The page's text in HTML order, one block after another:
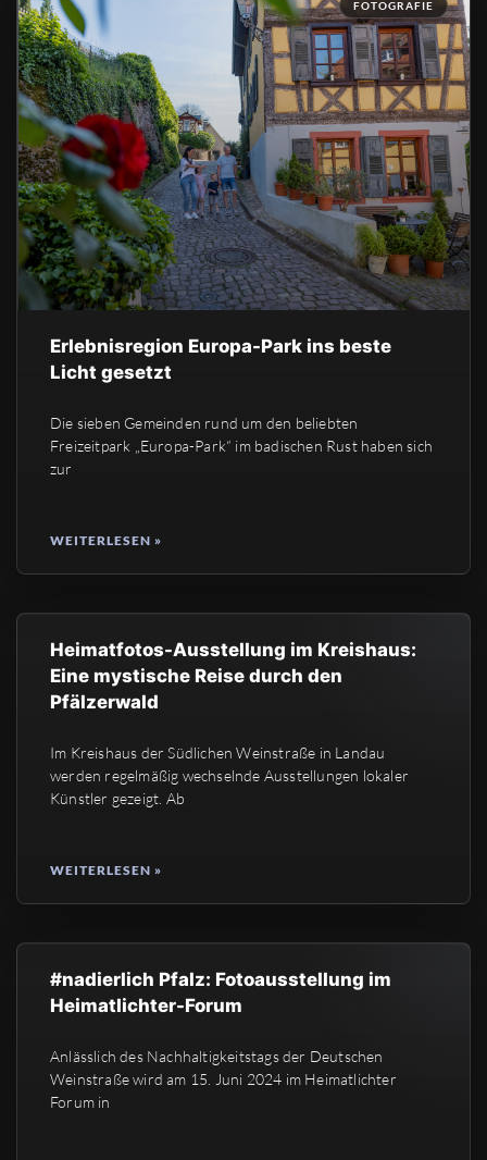
FOTOGRAFIE
Erlebnisregion Europa-Park ins beste
Licht gesetzt
Die sieben Gemeinden rund um den beliebten
Freizeitpark „Europa-Park“ im badischen Rust haben sich
zur
WEITERLESEN »
Heimatfotos-Ausstellung im Kreishaus:
Eine mystische Reise durch den
Pfälzerwald
Im Kreishaus der Südlichen Weinstraße in Landau
werden regelmäßig wechselnde Ausstellungen lokaler
Künstler gezeigt. Ab
WEITERLESEN »
#nadierlich Pfalz: Fotoausstellung im
Heimatlichter-Forum
Anlässlich des Nachhaltigkeitstags der Deutschen
Weinstraße wird am 15. Juni 2024 im Heimatlichter
Forum in